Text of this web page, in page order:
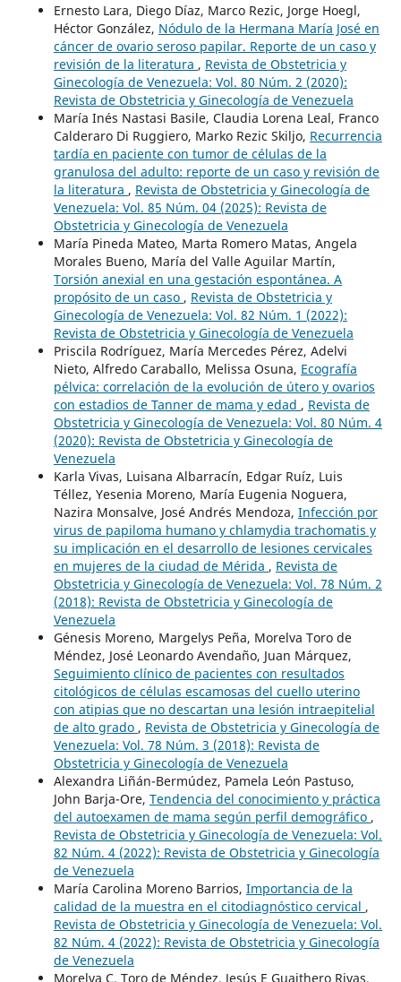
Ernesto Lara, Diego Díaz, Marco Rezic, Jorge Hoegl,
Héctor González, Nódulo de la Hermana María José en
cáncer de ovario seroso papilar. Reporte de un caso y
revisión de la literatura , Revista de Obstetricia y
Ginecología de Venezuela: Vol. 80 Núm. 2 (2020):
Revista de Obstetricia y Ginecología de Venezuela
María Inés Nastasi Basile, Claudia Lorena Leal, Franco
Calderaro Di Ruggiero, Marko Rezic Skiljo, Recurrencia
tardía en paciente con tumor de células de la
granulosa del adulto: reporte de un caso y revisión de
la literatura , Revista de Obstetricia y Ginecología de
Venezuela: Vol. 85 Núm. 04 (2025): Revista de
Obstetricia y Ginecología de Venezuela
María Pineda Mateo, Marta Romero Matas, Angela
Morales Bueno, María del Valle Aguilar Martín,
Torsión anexial en una gestación espontánea. A
propósito de un caso , Revista de Obstetricia y
Ginecología de Venezuela: Vol. 82 Núm. 1 (2022):
Revista de Obstetricia y Ginecología de Venezuela
Priscila Rodríguez, María Mercedes Pérez, Adelvi
Nieto, Alfredo Caraballo, Melissa Osuna, Ecografía
pélvica: correlación de la evolución de útero y ovarios
con estadios de Tanner de mama y edad , Revista de
Obstetricia y Ginecología de Venezuela: Vol. 80 Núm. 4
(2020): Revista de Obstetricia y Ginecología de
Venezuela
Karla Vivas, Luisana Albarracín, Edgar Ruíz, Luis
Téllez, Yesenia Moreno, María Eugenia Noguera,
Nazira Monsalve, José Andrés Mendoza, Infección por
virus de papiloma humano y chlamydia trachomatis y
su implicación en el desarrollo de lesiones cervicales
en mujeres de la ciudad de Mérida , Revista de
Obstetricia y Ginecología de Venezuela: Vol. 78 Núm. 2
(2018): Revista de Obstetricia y Ginecología de
Venezuela
Génesis Moreno, Margelys Peña, Morelva Toro de
Méndez, José Leonardo Avendaño, Juan Márquez,
Seguimiento clínico de pacientes con resultados
citológicos de células escamosas del cuello uterino
con atipias que no descartan una lesión intraepitelial
de alto grado , Revista de Obstetricia y Ginecología de
Venezuela: Vol. 78 Núm. 3 (2018): Revista de
Obstetricia y Ginecología de Venezuela
Alexandra Liñán-Bermúdez, Pamela León Pastuso,
John Barja-Ore, Tendencia del conocimiento y práctica
del autoexamen de mama según perfil demográfico ,
Revista de Obstetricia y Ginecología de Venezuela: Vol.
82 Núm. 4 (2022): Revista de Obstetricia y Ginecología
de Venezuela
María Carolina Moreno Barrios, Importancia de la
calidad de la muestra en el citodiagnóstico cervical ,
Revista de Obstetricia y Ginecología de Venezuela: Vol.
82 Núm. 4 (2022): Revista de Obstetricia y Ginecología
de Venezuela
Morelva C. Toro de Méndez, Jesús E Guaithero Rivas,